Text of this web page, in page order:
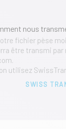
nous
fichier pèse
être transmi
utilisez
SWISS